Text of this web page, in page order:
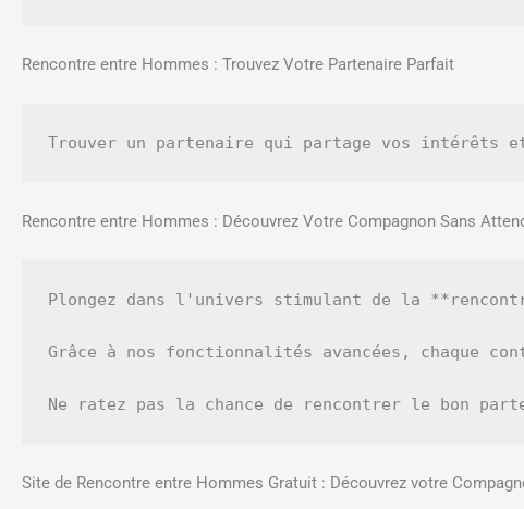
Rencontre entre Hommes : Trouvez Votre Partenaire Parfait
Rencontre entre Hommes : Découvrez Votre Compagnon Sans
Plongez dans l'univers stimulant de la
Grâce à nos fonctionnalités avancées, chaque
Site de Rencontre entre Hommes Gratuit : Découvrez votre